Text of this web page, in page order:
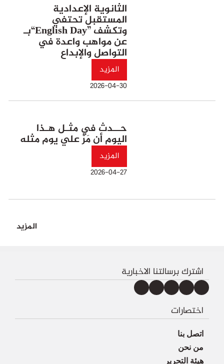
الثانوية الإعدادية
المستقبل تحتفي
بـ“English Day” وتكشف
عن مواهب واعدة في
التواصل والإبداع
المزيد
2026-04-30
حــدث في مثـل هـذا
اليوم أن مَرَّ علي يوم مثله
المزيد
2026-04-27
المزيد
اشترك برسالتنا الاخبارية
اختصارات
اتصل بنا
من نحن
هيئة التحرير